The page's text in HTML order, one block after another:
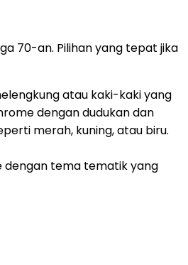
70-an. Pilihan yang tepat jika
atau kaki-kaki yang
dengan dudukan dan
merah, kuning, atau biru.
dengan tema tematik yang